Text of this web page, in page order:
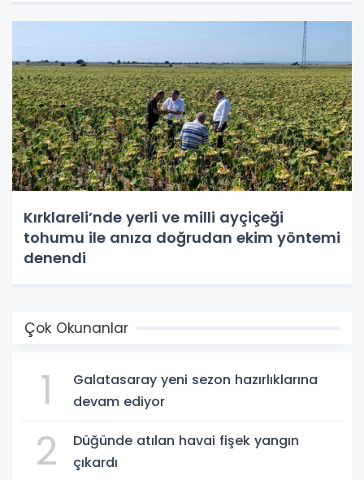
Kırklareli’nde yerli ve milli ayçiçeği
tohumu ile anıza doğrudan ekim yöntemi
denendi
Çok Okunanlar
1
Galatasaray yeni sezon hazırlıklarına
devam ediyor
2
Düğünde atılan havai fişek yangın
çıkardı